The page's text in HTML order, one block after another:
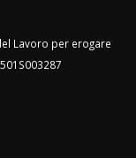
Lavoro per erogare